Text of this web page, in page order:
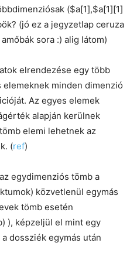
($a[1],$a[1][1]
(jó ez a jegyzetlap ceruza
sora :) alig látom)
elrendezése egy több
minden dimenzió
Az egyes elemek
alapján kerülnek
elemi lehetnek az
(ref)
egydimenziós tömb a
közvetlenül egymás
tömb esetén
), képzeljül el mint egy
dossziék egymás után